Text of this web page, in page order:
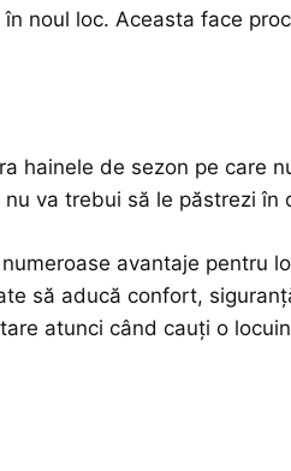
noul loc. Aceasta face
hainele de sezon pe care
va trebui să le păstrezi
avantaje pentru
să aducă confort,
atunci când cauți o